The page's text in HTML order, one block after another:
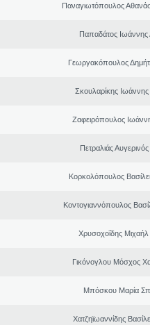
Παναγιωτόπουλος
Παπαδάτος Ιωάννης
Γεωργακόπουλος
Σκουλαρίκης
Ζαφειρόπουλος
Πετραλιάς
Κορκολόπουλος
Κοντογιαννόπουλος
Χρυσοχοΐδης Μιχαήλ
Γικόνογλου Μόσχος
Μπόσκου Μαρία
Χατζηϊωαννίδης